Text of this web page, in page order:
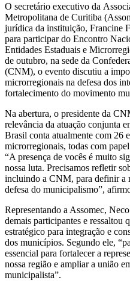
O secretário executivo da
Metropolitana de Curitiba
jurídica da instituição, Francine
para participar do Encontro
Entidades Estaduais e
de outubro, na sede da
(CNM), o evento discutiu a
microrregionais na defesa dos
fortalecimento do movimento
Na abertura, o presidente da
relevância da atuação conjunta
Brasil conta atualmente com 26
microrregionais, todas com
“A presença de vocês é muito
nossa luta. Precisamos refletir
incluindo a CNM, para definir a
defesa do municipalismo”,
Representando a Assomec,
demais participantes e ressaltou
estratégico para integração e
dos municípios. Segundo ele,
essencial para fortalecer a
nossa região e ampliar a união
municipalista”.